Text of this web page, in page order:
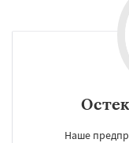
Наше